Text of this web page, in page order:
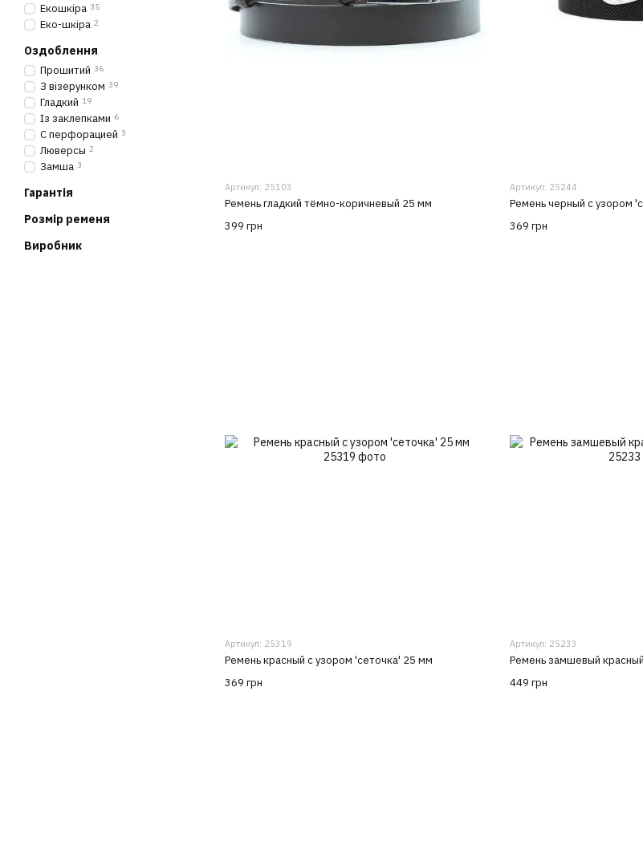
Артикул: 25103
Ремень гладкий тёмно-коричневый 25 мм
399 грн
Артикул: 25244
Ремень черный с узором
369 грн
Артикул: 25319
Ремень красный с узором 'сеточка' 25 мм
369 грн
Артикул: 25233
Ремень замшевый
449 грн
Екошкіра 35
Еко-шкіра 2
Оздоблення
Прошитий 36
З візерунком 39
Гладкий 19
Із заклепками 6
С перфорацией 3
Люверсы 2
Замша 3
Гарантія
Розмір ременя
Виробник